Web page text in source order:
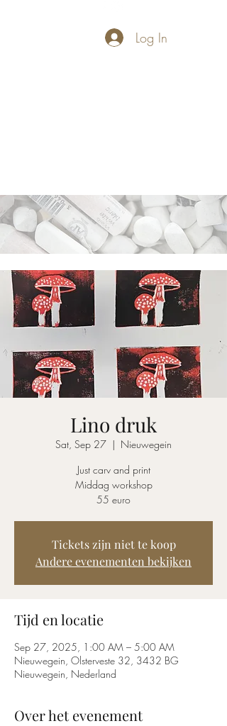
Log In
Lino druk
Sat, Sep 27
  |
Nieuwegein
Just carv and print
Middag workshop
55 euro
Tickets zijn niet te koop
Andere evenementen bekijken
Tijd en locatie
Sep 27, 2025, 1:00 AM – 5:00 AM
Nieuwegein, Olsterveste 32, 3432 BG
Nieuwegein, Nederland
Over het evenement